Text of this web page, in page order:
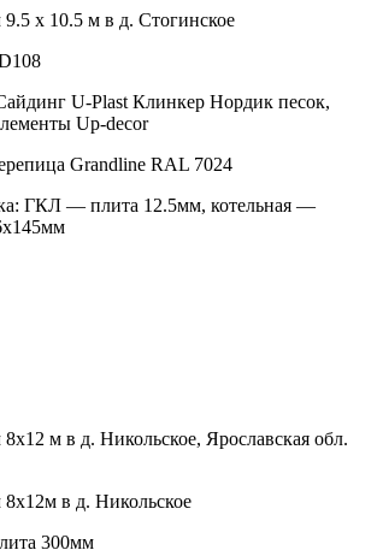
х 10.5 м в д. Стогинское
U-Plast Клинкер Нордик песок,
Up-decor
Grandline RAL 7024
ГКЛ — плита 12.5мм, котельная —
м в д. Никольское, Ярославская обл.
в д. Никольское
300мм